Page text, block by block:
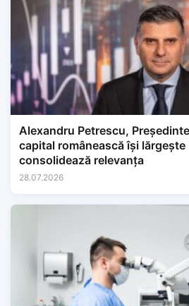
Alexandru Petrescu, Președinte ASF:
capital românească își lărgește
consolidează relevanța
28.07.2026